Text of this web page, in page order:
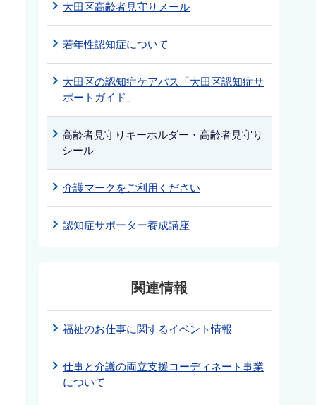
大田区高齢者見守りメール
若年性認知症について
大田区の認知症ケアパス「大田区認知症サ
ポートガイド」
高齢者見守りキーホルダー・高齢者見守り
シール
介護マークをご利用ください
認知症サポーター養成講座
関連情報
福祉のお仕事に関するイベント情報
仕事と介護の両立支援コーディネート事業
について